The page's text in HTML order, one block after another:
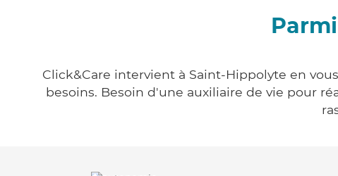
Click&Care intervient à Saint-Hippolyte en
besoins. Besoin d'une auxiliaire de vie pour